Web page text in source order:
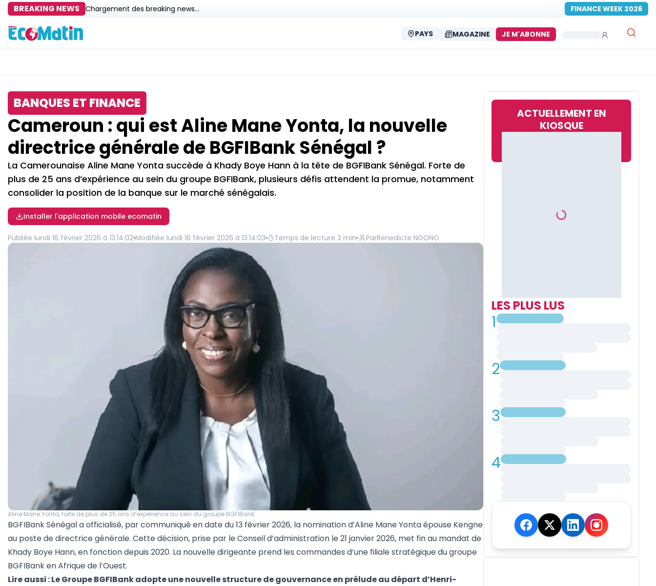
BREAKING NEWS Chargement des breaking news... FINANCE WEEK 2026
PAYS MAGAZINE JE M'ABONNE
BANQUES ET FINANCE
Cameroun : qui est Aline Mane Yonta, la nouvelle
directrice générale de BGFIBank Sénégal ?
La Camerounaise Aline Mane Yonta succède à Khady Boye Hann à la tête de BGFIBank Sénégal. Forte de
plus de 25 ans d’expérience au sein du groupe BGFIBank, plusieurs défis attendent la promue, notamment
consolider la position de la banque sur le marché sénégalais.
Installer l'application mobile ecomatin
Publiée lundi 16 février 2026 à 13:14:02 Modifiée lundi 16 février 2026 à 13:14:03 Temps de lecture 3 min ParBenedicte NGONO
Aline Mane Yonta, forte de plus de 25 ans d’expérience au sein du groupe BGFIBank.
BGFIBank Sénégal a officialisé, par communiqué en date du 13 février 2026, la nomination d’Aline Mane Yonta épouse Kengne
au poste de directrice générale. Cette décision, prise par le Conseil d’administration le 21 janvier 2026, met fin au mandat de
Khady Boye Hann, en fonction depuis 2020. La nouvelle dirigeante prend les commandes d’une filiale stratégique du groupe
BGFIBank en Afrique de l’Ouest.
Lire aussi :Le Groupe BGFIBank adopte une nouvelle structure de gouvernance en prélude au départ d’Henri-
ACTUELLEMENT EN
KIOSQUE
LES PLUS LUS
1
2
3
4